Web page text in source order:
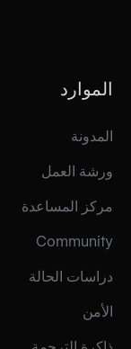
الموارد
المدونة
ورشة العمل
مركز المساعدة
Community
دراسات الحالة
الأمن